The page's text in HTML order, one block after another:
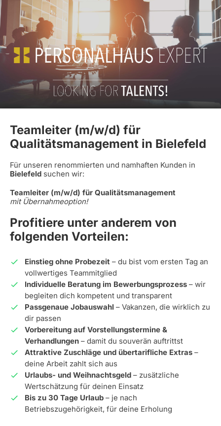
Teamleiter (m/w/d) für
Qualitätsmanagement in Bielefeld
Für unseren renommierten und namhaften Kunden in
Bielefeld suchen wir:
Teamleiter (m/w/d) für Qualitätsmanagement
mit Übernahmeoption!
Profitiere unter anderem von
folgenden Vorteilen:
Einstieg ohne Probezeit – du bist vom ersten Tag an
vollwertiges Teammitglied
Individuelle Beratung im Bewerbungsprozess – wir
begleiten dich kompetent und transparent
Passgenaue Jobauswahl – Vakanzen, die wirklich zu
dir passen
Vorbereitung auf Vorstellungstermine &
Verhandlungen – damit du souverän auftrittst
Attraktive Zuschläge und übertarifliche Extras –
deine Arbeit zahlt sich aus
Urlaubs- und Weihnachtsgeld – zusätzliche
Wertschätzung für deinen Einsatz
Bis zu 30 Tage Urlaub – je nach
Betriebszugehörigkeit, für deine Erholung